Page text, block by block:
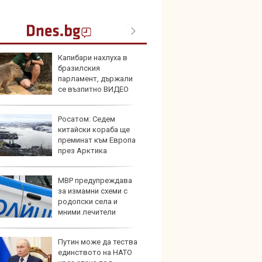
Капибари нахлуха в
бразилския
парламент, държали
се възпитно ВИДЕО
Росатом: Седем
китайски кораба ще
преминат към Европа
през Арктика
МВР предупреждава
за измамни схеми с
родопски села и
мними лечители
Путин може да тества
единството на НАТО